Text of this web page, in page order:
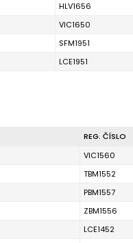
HLV1656
VIC1650
SFM1951
LCE1951
REG. ČÍSLO
VIC1560
TBM1552
PBM1557
ZBM1556
LCE1452